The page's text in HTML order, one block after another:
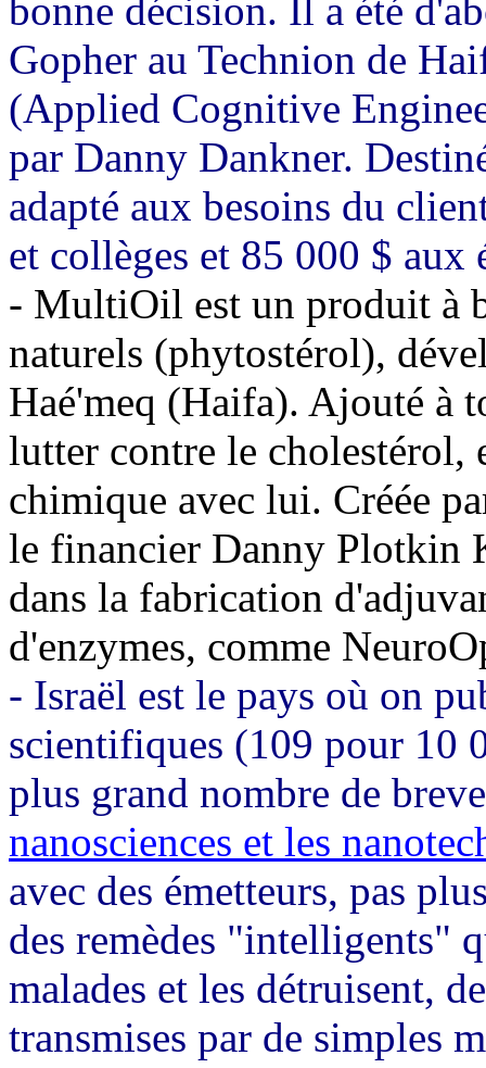
bonne décision. Il a été
Gopher au Technion de
(Applied Cognitive
par Danny Dankner.
adapté aux besoins du
et collèges et 85 000 $ aux
- MultiOil est un produit à
naturels (phytostérol),
Haé'meq (Haifa). Ajouté à
lutter contre le cholestérol,
chimique avec lui. Créée
le financier Danny Plotkin
dans la fabrication
d'enzymes, comme
- Israël est le pays où on
scientifiques (109 pour 10
plus grand nombre de
nanosciences et les
avec des émetteurs, pas
des remèdes "intelligents"
malades et les détruisent,
transmises par de simples